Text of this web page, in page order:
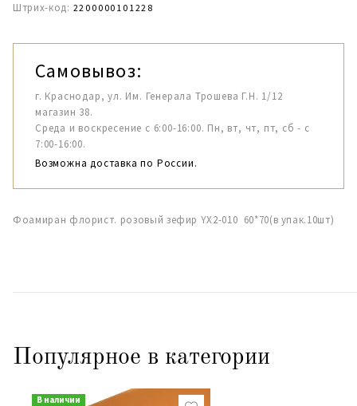
Штрих-код: 2200000101228
Самовывоз:
г. Краснодар, ул. Им. Генерала Трошева Г.Н. 1/12
магазин 38.
Среда и воскресение с 6:00-16:00. Пн, вт, чт, пт, сб - с
7:00-16:00.
Возможна доставка по России.
Фоамиран флорист. розовый зефир YX2-010 60*70(в упак.10шт)
Популярное в категории
В наличии